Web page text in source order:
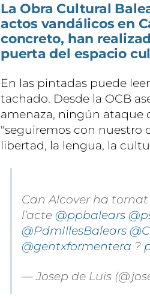
La Obra Cultural
actos vandálicos en
concreto, han
puerta del espacio
En las pintadas puede
tachado. Desde la OCB
amenaza, ningún ataque
"seguiremos con nuestro
libertad, la lengua, la
Can Alcover ha
l’acte @ppbalears
@PdmIllesBalears
@gentxformentera ?
— Josep de Luis